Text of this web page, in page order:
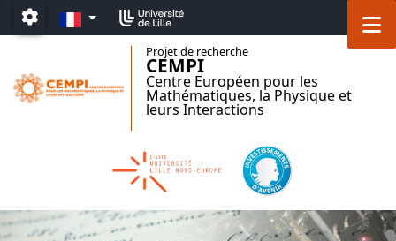
Accéder au menu principal
Accéder au contenu
Paramétrage
FR
Projet de recherche
CEMPI
Centre Européen pour les
Mathématiques, la Physique et
leurs Interactions